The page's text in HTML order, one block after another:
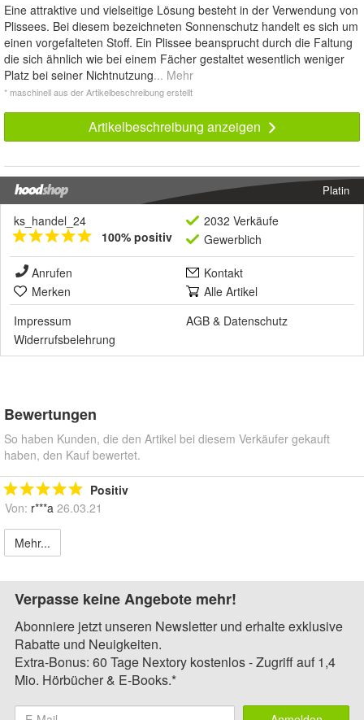
Eine attraktive und vielseitige Lösung besteht in der Verwendung von
Plissees. Bei diesem bezeichneten Sonnenschutz handelt es sich um
einen vorgefalteten Stoff. Ein Plissee beansprucht durch die Faltung
die sich ähnlich wie bei einem Fächer gestaltet wesentlich weniger
Platz bei seiner Nichtnutzung... Mehr
* maschinell aus der Artikelbeschreibung erstellt
Artikelbeschreibung anzeigen
Platin
ks_handel_24
100% positiv
2032 Verkäufe
Gewerblich
Anrufen
Kontakt
Merken
Alle Artikel
Impressum
AGB & Datenschutz
Widerrufsbelehrung
Bewertungen
So haben Kunden, die den Artikel bei diesem Verkäufer gekauft
haben, den Kauf bewertet.
Positiv
Von: r***a 26.03.21
Mehr...
Verpasse keine Angebote mehr!
Abonniere jetzt unseren Newsletter und erhalte exklusive
Rabatte und Neuigkeiten.
Extra-Bonus: 60 Tage Nextory kostenlos - Zugriff auf 1,4
Mio. Hörbücher & E-Books.*